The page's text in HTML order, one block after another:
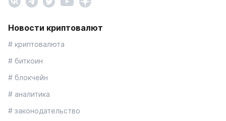
Новости криптовалют
# криптовалюта
# биткоин
# блокчейн
# аналитика
# законодательство